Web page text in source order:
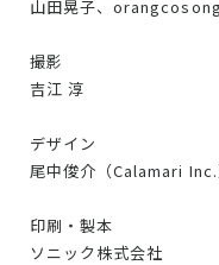
山田晃子、orangcosong
撮影
吉江 淳
デザイン
尾中俊介（Calamari Inc.
印刷・製本
ソニック株式会社